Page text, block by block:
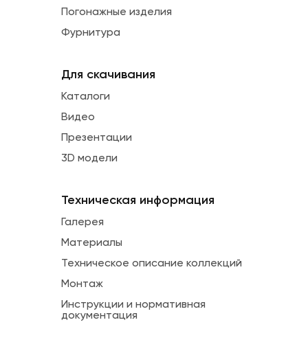
Погонажные изделия
Фурнитура
Для скачивания
Каталоги
Видео
Презентации
3D модели
Техническая информация
Галерея
Материалы
Техническое описание коллекций
Монтаж
Инструкции и нормативная
документация